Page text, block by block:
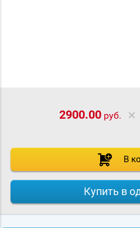
2900.00руб.
В
Купить в